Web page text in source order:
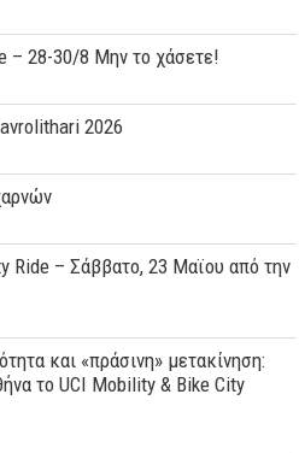
– 28-30/8 Μην το χάσετε!
2026
Ride – Σάββατο, 23 Μαϊου από την
και «πράσινη» μετακίνηση:
το UCI Mobility & Bike City